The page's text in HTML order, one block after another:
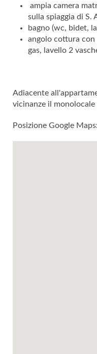
ampia camera
sulla spiaggia di S.
bagno (wc, bidet,
angolo cottura
gas, lavello 2
Adiacente
vicinanze il monolocale
Posizione Google Maps: